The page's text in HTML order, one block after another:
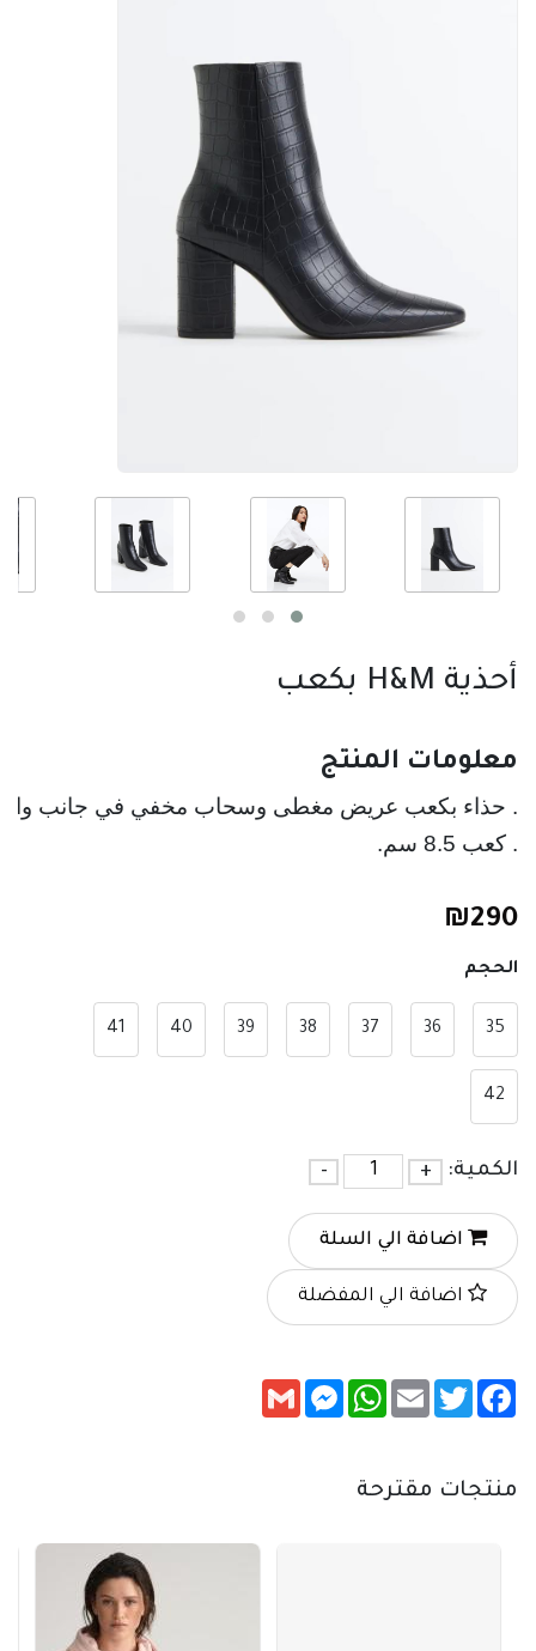
أحذية H&M بكعب
معلومات المنتج
. حذاء بكعب عريض مغطى وسحاب مخفي في جانب
. كعب 8.5 سم.
₪290
الحجم
35
36
37
38
39
40
41
42
الكمية: +
-
اضافة الي السلة
اضافة الي المفضلة
Facebook
Twitter
Email
WhatsApp
Messenger
Gmail
منتجات مقترحة